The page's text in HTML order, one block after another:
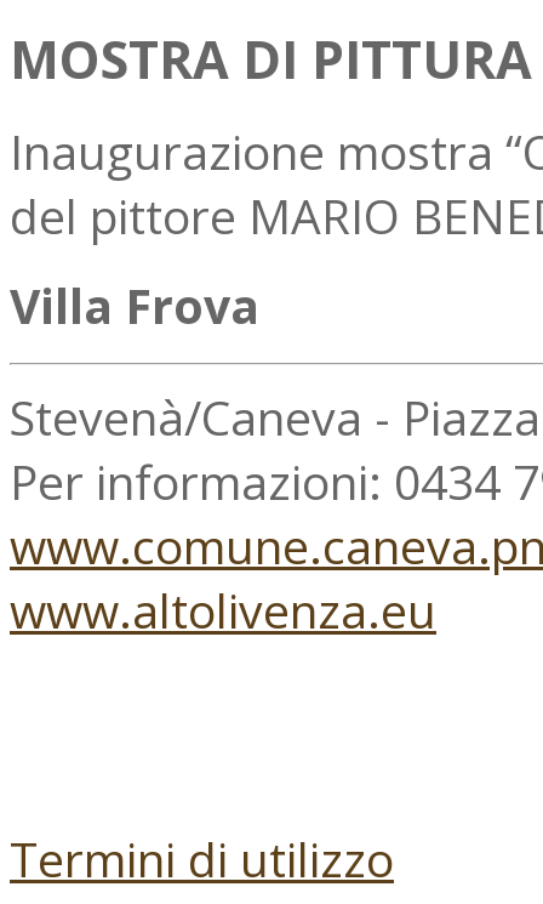
MOSTRA DI PITTURA
Inaugurazione mostra
del pittore MARIO
Villa Frova
Stevenà/Caneva -
Per informazioni: 0434
www.altolivenza.eu
Termini di utilizzo